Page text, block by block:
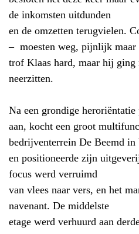
de inkomsten uitdunden
en de omzetten terugvielen.
– moesten weg, pijnlijk
trof Klaas hard, maar hij ging
neerzitten.
Na een grondige
aan, kocht een groot
bedrijventerrein De Beemd in
en positioneerde zijn
focus werd verruimd
van vlees naar vers, en het
navenant. De middelste
etage werd verhuurd aan